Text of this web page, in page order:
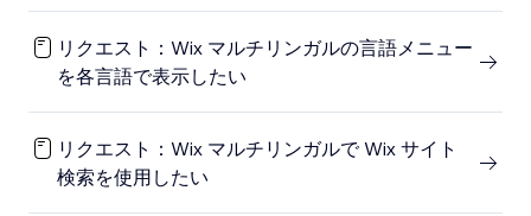
リクエスト：Wix マルチリンガルの言語メニュー
を各言語で表示したい
リクエスト：Wix マルチリンガルで Wix サイト
検索を使用したい